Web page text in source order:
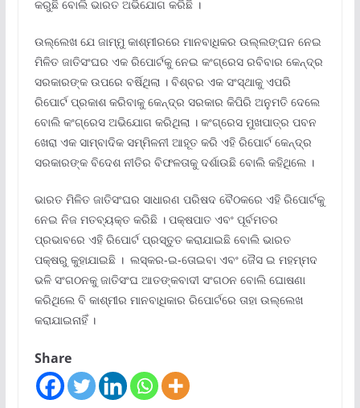
କରୁଛି ବୋଲି ଭାରତ ଅଭିଯୋଗ କରିଛି ।
ଉଲ୍ଲେଖ ଯେ ଜାମ୍ମୁ କାଶ୍ମୀରରେ ମାନବାଧିକର ଉଲ୍ଲଙ୍ଘନ ନେଇ
ମିଳିତ ଜାତିସଂଘର ଏକ ରିପୋର୍ଟକୁ ନେଇ କଂଗ୍ରେସ ରବିବାର କେନ୍ଦ୍ର
ସରକାରଙ୍କ ଉପରେ ବର୍ଷିଥିଲା । ବିଶ୍ବର ଏକ ସଂସ୍ଥାକୁ ଏପରି
ରିପୋର୍ଟ ପ୍ରକାଶ କରିବାକୁ କେନ୍ଦ୍ର ସରକାର କିପିରି ଅନୁମତି ଦେଲେ
ବୋଲି କଂଗ୍ରେସ ଅଭିଯୋଗ କରିଥିଲା । କଂଗ୍ରେସ ମୁଖପାତ୍ର ପବନ
ଖେରା ଏକ ସାମ୍ବାଦିକ ସମ୍ମିଳନୀ ଆହୂତ କରି ଏହି ରିପୋର୍ଟ କେନ୍ଦ୍ର
ସରକାରଙ୍କ ବିଦେଶ ନୀତିର ବିଫଳତାକୁ ଦର୍ଶାଉଛି ବୋଲି କହିଥିଲେ ।
ଭାରତ ମିଳିତ ଜାତିସଂଘର ସାଧାରଣ ପରିଷଦ ବୈଠକରେ ଏହି ରିପୋର୍ଟକୁ
ନେଇ ନିଜ ମତବ୍ୟକ୍ତ କରିଛି । ପକ୍ଷପାତ ଏବଂ ପୂର୍ବମତର
ପ୍ରଭାବରେ ଏହି ରିପୋର୍ଟ ପ୍ରସ୍ତୁତ କରାଯାଇଛି ବୋଲି ଭାରତ
ପକ୍ଷରୁ କୁହାଯାଇଛି । ଲସ୍କର-ଇ-ତୋଇବା ଏବଂ ଜୈସ ଇ ମହମ୍ମଦ
ଭଳି ସଂଗଠନକୁ ଜାତିସଂଘ ଆତଙ୍କବାଦୀ ସଂଗଠନ ବୋଲି ଘୋଷଣା
କରିଥିଲେ ବି କାଶ୍ମୀର ମାନବାଧିକାର ରିପୋର୍ଟରେ ତାହା ଉଲ୍ଲେଖ
କରାଯାଇନାହିଁ ।
Share